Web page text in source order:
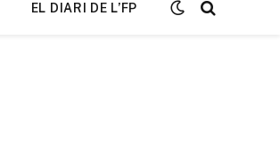
EL DIARI DE L’FP